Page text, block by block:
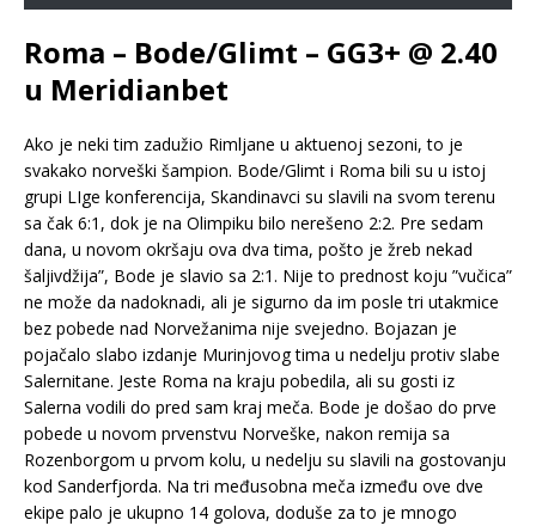
Roma – Bode/Glimt – GG3+ @ 2.40
u Meridianbet
Ako je neki tim zadužio Rimljane u aktuenoj sezoni, to je
svakako norveški šampion. Bode/Glimt i Roma bili su u istoj
grupi LIge konferencija, Skandinavci su slavili na svom terenu
sa čak 6:1, dok je na Olimpiku bilo nerešeno 2:2. Pre sedam
dana, u novom okršaju ova dva tima, pošto je žreb nekad
šaljivdžija”, Bode je slavio sa 2:1. Nije to prednost koju ”vučica”
ne može da nadoknadi, ali je sigurno da im posle tri utakmice
bez pobede nad Norvežanima nije svejedno. Bojazan je
pojačalo slabo izdanje Murinjovog tima u nedelju protiv slabe
Salernitane. Jeste Roma na kraju pobedila, ali su gosti iz
Salerna vodili do pred sam kraj meča. Bode je došao do prve
pobede u novom prvenstvu Norveške, nakon remija sa
Rozenborgom u prvom kolu, u nedelju su slavili na gostovanju
kod Sanderfjorda. Na tri međusobna meča između ove dve
ekipe palo je ukupno 14 golova, doduše za to je mnogo